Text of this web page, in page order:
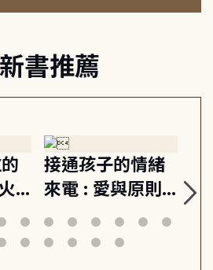
新書推薦
開
不
鐘
力, 找
成熟大人的幸福
上手力 : 擁抱平
凡中的每個燦爛
時刻, 給匱乏世代